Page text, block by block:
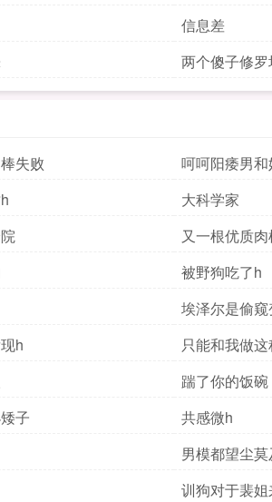
信息差
两个傻子修罗
失败 呵呵阳痿男
大科学家
又一根优质肉
被野狗吃了h
埃泽尔是偷窥
h 只能和我做
踹了你的饭碗
子 共感微h
男模都望尘
训狗对于裴